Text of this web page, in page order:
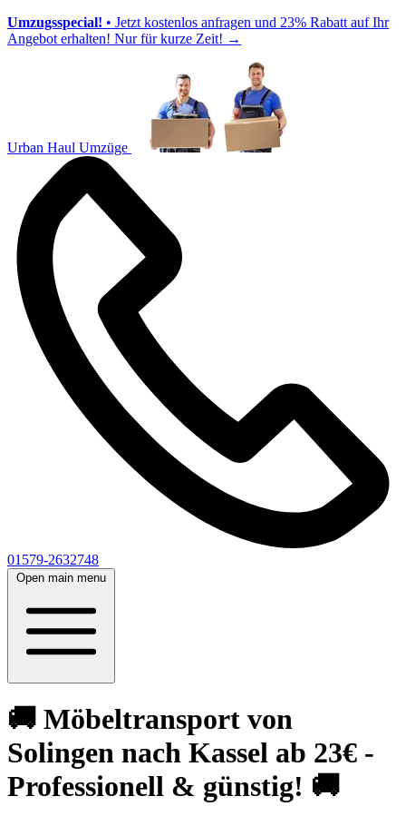
Umzugsspecial! • Jetzt kostenlos anfragen und 23% Rabatt auf Ihr
Angebot erhalten! Nur für kurze Zeit! →
Urban Haul Umzüge
01579-2632748
Open main menu
🚚 Möbeltransport von
Solingen nach Kassel ab 23€ -
Professionell & günstig! 🚚